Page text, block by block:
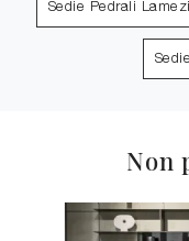
Sedie Pedrali
Non